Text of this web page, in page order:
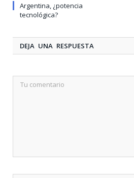
Argentina, ¿potencia
tecnológica?
DEJA UNA RESPUESTA